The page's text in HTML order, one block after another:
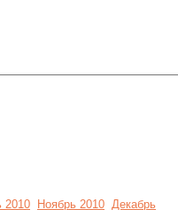
2010 Ноябрь 2010 Декабрь